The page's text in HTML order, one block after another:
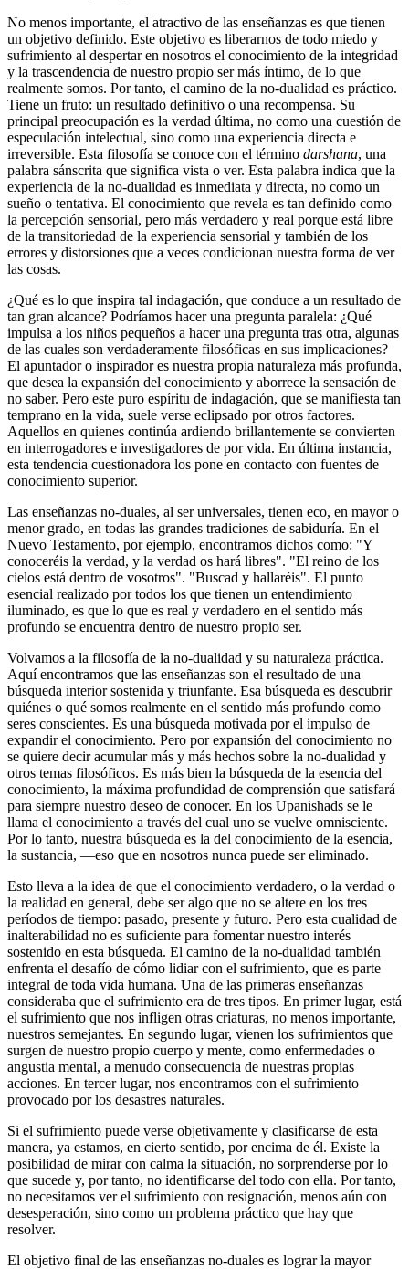
No menos importante, el atractivo de las enseñanzas es que tienen
un objetivo definido. Este objetivo es liberarnos de todo miedo y
sufrimiento al despertar en nosotros el conocimiento de la integridad
y la trascendencia de nuestro propio ser más íntimo, de lo que
realmente somos. Por tanto, el camino de la no-dualidad es práctico.
Tiene un fruto: un resultado definitivo o una recompensa. Su
principal preocupación es la verdad última, no como una cuestión de
especulación intelectual, sino como una experiencia directa e
irreversible. Esta filosofía se conoce con el término darshana, una
palabra sánscrita que significa vista o ver. Esta palabra indica que la
experiencia de la no-dualidad es inmediata y directa, no como un
sueño o tentativa. El conocimiento que revela es tan definido como
la percepción sensorial, pero más verdadero y real porque está libre
de la transitoriedad de la experiencia sensorial y también de los
errores y distorsiones que a veces condicionan nuestra forma de ver
las cosas.
¿Qué es lo que inspira tal indagación, que conduce a un resultado de
tan gran alcance? Podríamos hacer una pregunta paralela: ¿Qué
impulsa a los niños pequeños a hacer una pregunta tras otra, algunas
de las cuales son verdaderamente filosóficas en sus implicaciones?
El apuntador o inspirador es nuestra propia naturaleza más profunda,
que desea la expansión del conocimiento y aborrece la sensación de
no saber. Pero este puro espíritu de indagación, que se manifiesta tan
temprano en la vida, suele verse eclipsado por otros factores.
Aquellos en quienes continúa ardiendo brillantemente se convierten
en interrogadores e investigadores de por vida. En última instancia,
esta tendencia cuestionadora los pone en contacto con fuentes de
conocimiento superior.
Las enseñanzas no-duales, al ser universales, tienen eco, en mayor o
menor grado, en todas las grandes tradiciones de sabiduría. En el
Nuevo Testamento, por ejemplo, encontramos dichos como: "Y
conoceréis la verdad, y la verdad os hará libres". "El reino de los
cielos está dentro de vosotros". "Buscad y hallaréis". El punto
esencial realizado por todos los que tienen un entendimiento
iluminado, es que lo que es real y verdadero en el sentido más
profundo se encuentra dentro de nuestro propio ser.
Volvamos a la filosofía de la no-dualidad y su naturaleza práctica.
Aquí encontramos que las enseñanzas son el resultado de una
búsqueda interior sostenida y triunfante. Esa búsqueda es descubrir
quiénes o qué somos realmente en el sentido más profundo como
seres conscientes. Es una búsqueda motivada por el impulso de
expandir el conocimiento. Pero por expansión del conocimiento no
se quiere decir acumular más y más hechos sobre la no-dualidad y
otros temas filosóficos. Es más bien la búsqueda de la esencia del
conocimiento, la máxima profundidad de comprensión que satisfará
para siempre nuestro deseo de conocer. En los Upanishads se le
llama el conocimiento a través del cual uno se vuelve omnisciente.
Por lo tanto, nuestra búsqueda es la del conocimiento de la esencia,
la sustancia, ―eso que en nosotros nunca puede ser eliminado.
Esto lleva a la idea de que el conocimiento verdadero, o la verdad o
la realidad en general, debe ser algo que no se altere en los tres
períodos de tiempo: pasado, presente y futuro. Pero esta cualidad de
inalterabilidad no es suficiente para fomentar nuestro interés
sostenido en esta búsqueda. El camino de la no-dualidad también
enfrenta el desafío de cómo lidiar con el sufrimiento, que es parte
integral de toda vida humana. Una de las primeras enseñanzas
consideraba que el sufrimiento era de tres tipos. En primer lugar, está
el sufrimiento que nos infligen otras criaturas, no menos importante,
nuestros semejantes. En segundo lugar, vienen los sufrimientos que
surgen de nuestro propio cuerpo y mente, como enfermedades o
angustia mental, a menudo consecuencia de nuestras propias
acciones. En tercer lugar, nos encontramos con el sufrimiento
provocado por los desastres naturales.
Si el sufrimiento puede verse objetivamente y clasificarse de esta
manera, ya estamos, en cierto sentido, por encima de él. Existe la
posibilidad de mirar con calma la situación, no sorprenderse por lo
que sucede y, por tanto, no identificarse del todo con ella. Por tanto,
no necesitamos ver el sufrimiento con resignación, menos aún con
desesperación, sino como un problema práctico que hay que
resolver.
El objetivo final de las enseñanzas no-duales es lograr la mayor